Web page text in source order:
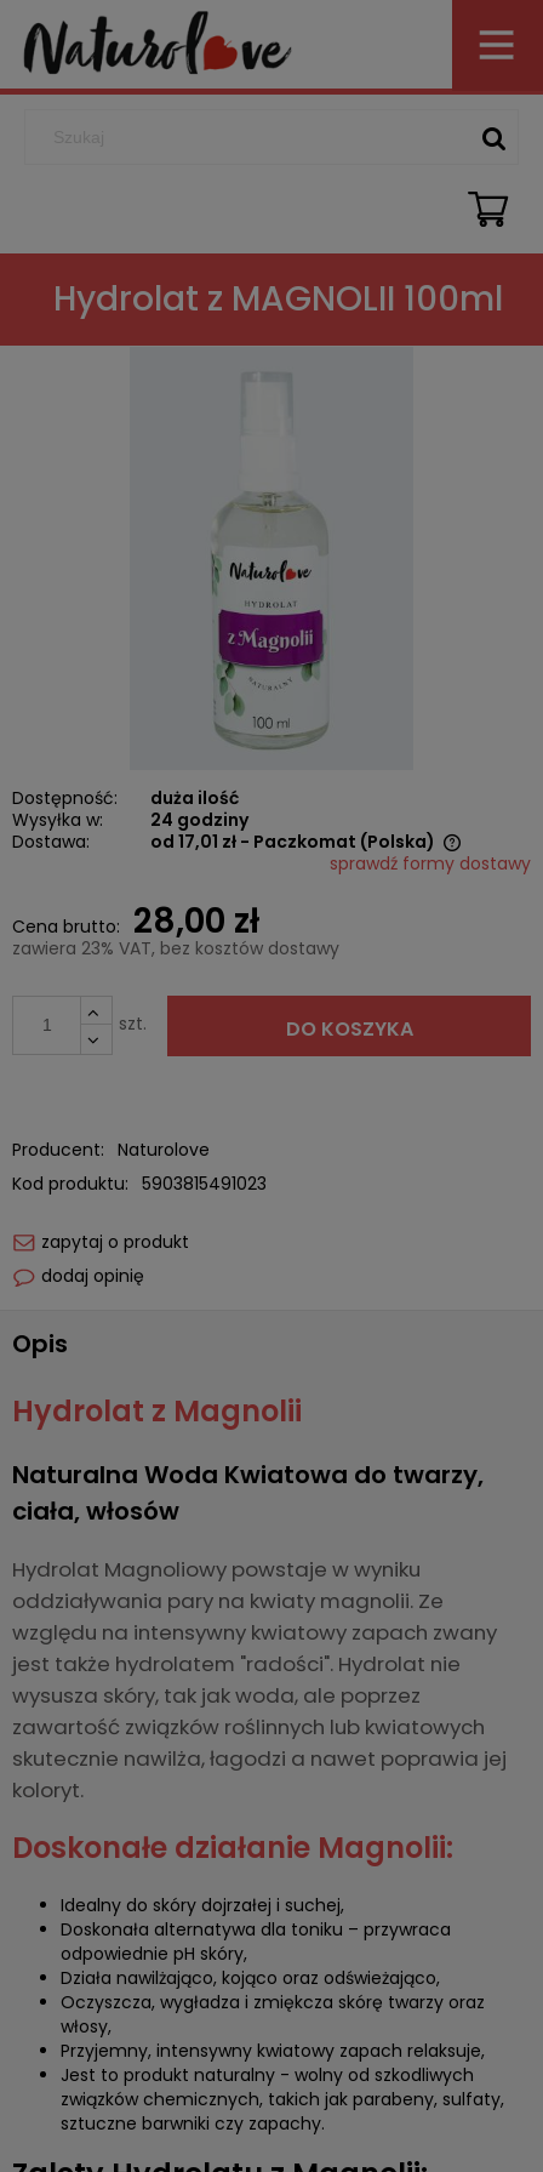
Hydrolat z MAGNOLII 100ml
Dostępność:
duża ilość
Wysyłka w:
24 godziny
Dostawa:
od 17,01 zł - Paczkomat (Polska)
Cena nie zawiera ewentualnych kosztów płatności
sprawdź formy dostawy
Cena brutto: 28,00 zł
zawiera 23% VAT, bez kosztów dostawy
szt. DO KOSZYKA
Producent: Naturolove
Kod produktu: 5903815491023
zapytaj o produkt
dodaj opinię
Opis
Hydrolat z Magnolii
Naturalna Woda Kwiatowa do twarzy,
ciała, włosów
Hydrolat Magnoliowy powstaje w wyniku
oddziaływania pary na kwiaty magnolii. Ze
względu na intensywny kwiatowy zapach zwany
jest także hydrolatem "radości". Hydrolat nie
wysusza skóry, tak jak woda, ale poprzez
zawartość związków roślinnych lub kwiatowych
skutecznie nawilża, łagodzi a nawet poprawia jej
koloryt.
Doskonałe działanie Magnolii:
Idealny do skóry dojrzałej i suchej,
Doskonała alternatywa dla toniku – przywraca
odpowiednie pH skóry,
Działa nawilżająco, kojąco oraz odświeżająco,
Oczyszcza, wygładza i zmiękcza skórę twarzy oraz
włosy,
Przyjemny, intensywny kwiatowy zapach relaksuje,
Jest to produkt naturalny - wolny od szkodliwych
związków chemicznych, takich jak parabeny, sulfaty,
sztuczne barwniki czy zapachy.